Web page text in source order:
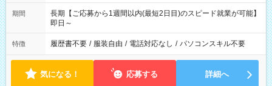
期間
長期【ご応募から1週間以内(最短2日目)のスピード就業が可能】
即日～
特徴 履歴書不要 / 服装自由 / 電話対応なし / パソコンスキル不要
気になる！ 応募する 詳細へ